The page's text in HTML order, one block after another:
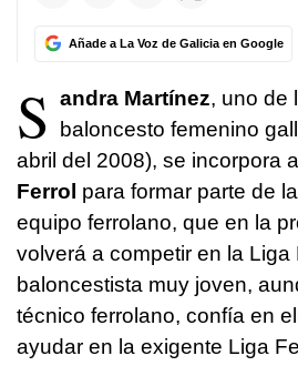
Añade a La Voz de Galicia en Google
S andra Martínez, uno de
baloncesto femenino
abril del 2008), se incorpora
Ferrol para formar parte de
equipo ferrolano, que en la
volverá a competir en la Liga
baloncestista muy joven,
técnico ferrolano, confía en
ayudar en la exigente Liga